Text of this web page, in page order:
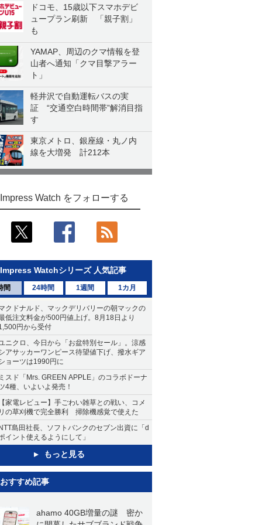
ドコモ、15歳以下スマホデビ
ュープラン刷新 「親子割」
も
YAMAP、周辺のクマ情報を登
山者へ通知「クマ目撃アラー
ト」
軽井沢で自動運転バスの実
証 “交通空白時間帯”解消目指
す
東京メトロ、銀座線・丸ノ内
線を大増発 計212本
Impress Watch をフォローする
Impress Watchシリーズ 人気記事
間 24時間 1週間 1カ月
クドナルド、マックデリバリーの朝マックの
低注文料金が500円値上げ。8月18日より
円から受付
ニクロ、今日から「お盆特別セール」。涼感
アサッカーワンピース待望値下げ、撥水ギア
ョーツは1990円に
スド「Mrs. GREEN APPLE」のコラボドーナ
4種、いよいよ発売！
家電レビュー】手ごわい雑草との戦い、コメ
の草刈機で完全勝利 掃除機感覚で使えた
島田社長、ソフトバンクのセブン出資に「d
イント使えるようにして」
もっと見る
おすすめ記事
ahamo 40GB増量の謎 密か